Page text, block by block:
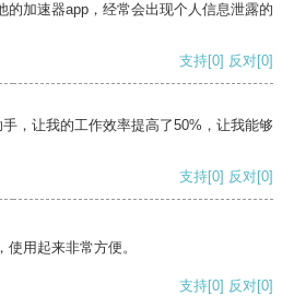
的加速器app，经常会出现个人信息泄露的
支持[0] 反对[0]
，让我的工作效率提高了50%，让我能够
支持[0] 反对[0]
用起来非常方便。
支持[0] 反对[0]